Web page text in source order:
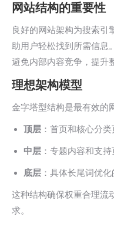
网站结构的重要性
良好的网站架构为搜索引
助用户轻松找到所需信息。
避免内部内容竞争，提升
理想架构模型
金字塔型结构是最有效的
顶层 ：首页和核心分
中层 ：专题内容和支
底层 ：具体长尾词优
这种结构确保权重合理流
求。